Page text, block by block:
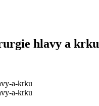
hlavy a krku
a-krku
a-krku